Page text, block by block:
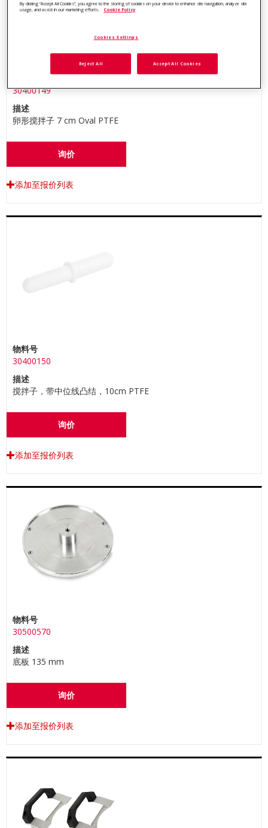
30400149
描述
卵形搅拌子 7 cm Oval PTFE
询价
添加至报价列表
物料号
30400150
描述
搅拌子，带中位线凸结，10cm PTFE
询价
添加至报价列表
物料号
30500570
描述
底板 135 mm
询价
添加至报价列表
By clicking “Accept All Cookies”, you agree to the storing of cookies on your device to enhance site navigation, analyze site
usage, and assist in our marketing efforts.
Cookie Policy
Cookies Settings
Reject All Accept All Cookies